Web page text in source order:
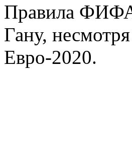
Правила ФИФА
Гану,
Евро-2020.